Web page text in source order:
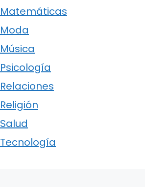
Matemáticas
Moda
Música
Psicología
Relaciones
Religión
Salud
Tecnología